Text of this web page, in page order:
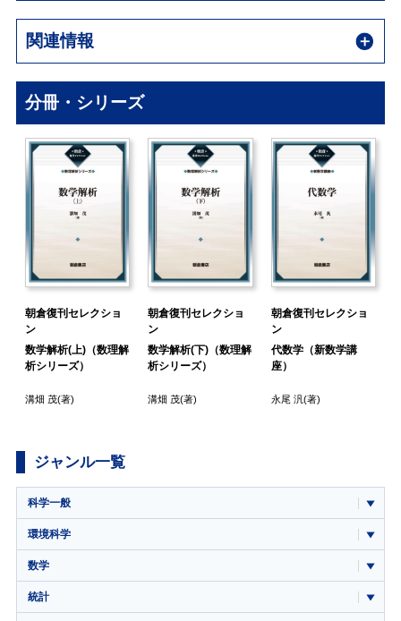
関連情報
分冊・シリーズ
朝倉復刊セレクショ
ン
数学解析(上)（数理解
析シリーズ）
溝畑 茂(著)
朝倉復刊セレクショ
ン
数学解析(下)（数理解
析シリーズ）
溝畑 茂(著)
朝倉復刊セレクショ
ン
代数学（新数学講
座）
永尾 汎 (著)
ジャンル一覧
科学一般
環境科学
数学
統計